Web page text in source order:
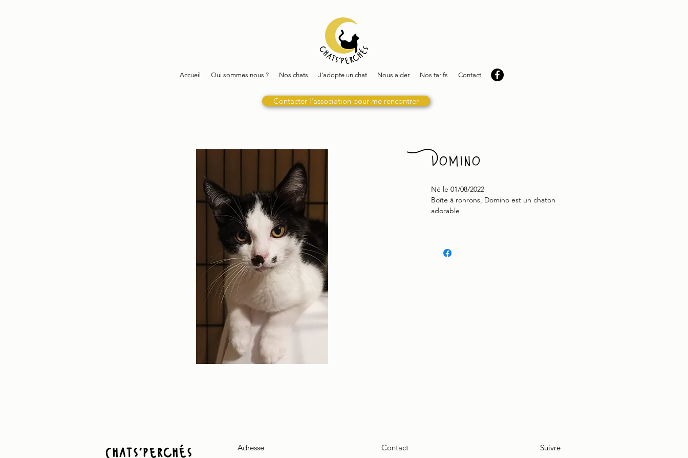
Accueil Qui sommes nous ? Nos chats J'adopte un chat Nous aider Nos tarifs Contact
Contacter l'association pour me rencontrer
Domino
Né le 01/08/2022
Boîte à ronrons, Domino est un chaton
adorable
Chats'perchés Adresse Contact Suivre